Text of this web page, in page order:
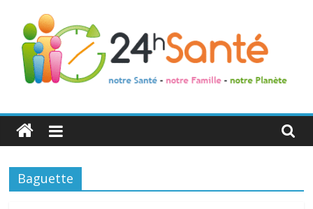
24h
Santé
LaBaguette